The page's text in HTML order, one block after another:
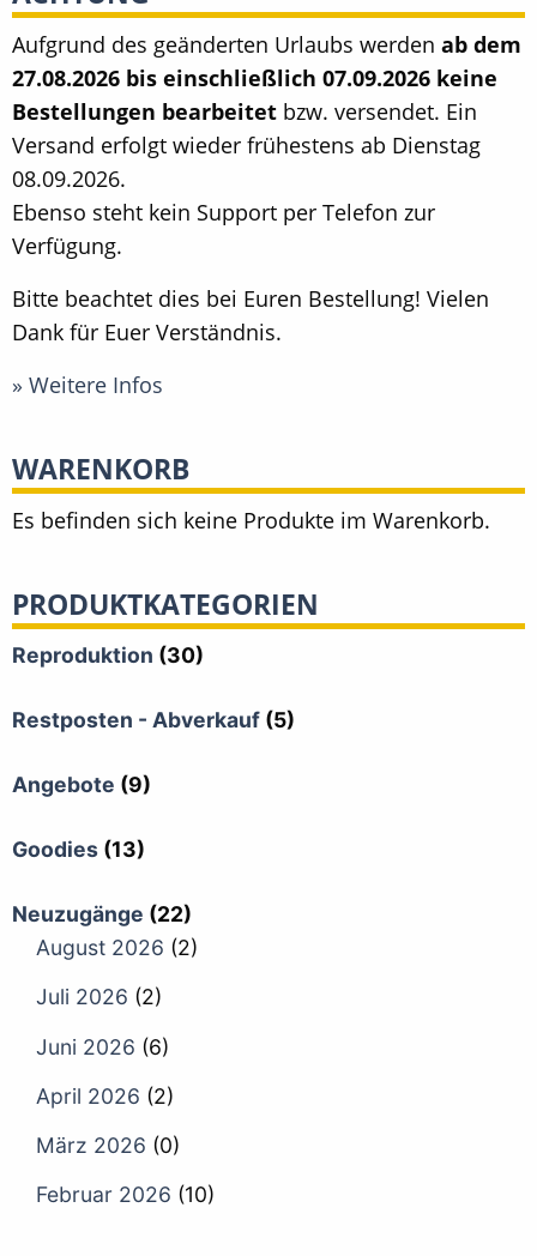
Aufgrund des geänderten Urlaubs werden ab dem
27.08.2026 bis einschließlich 07.09.2026 keine
Bestellungen bearbeitet bzw. versendet. Ein
Versand erfolgt wieder frühestens ab Dienstag
08.09.2026.
Ebenso steht kein Support per Telefon zur
Verfügung.
Bitte beachtet dies bei Euren Bestellung! Vielen
Dank für Euer Verständnis.
» Weitere Infos
WARENKORB
Es befinden sich keine Produkte im Warenkorb.
PRODUKTKATEGORIEN
Reproduktion (30)
Restposten - Abverkauf (5)
Angebote (9)
Goodies (13)
Neuzugänge (22)
August 2026 (2)
Juli 2026 (2)
Juni 2026 (6)
April 2026 (2)
März 2026 (0)
Februar 2026 (10)